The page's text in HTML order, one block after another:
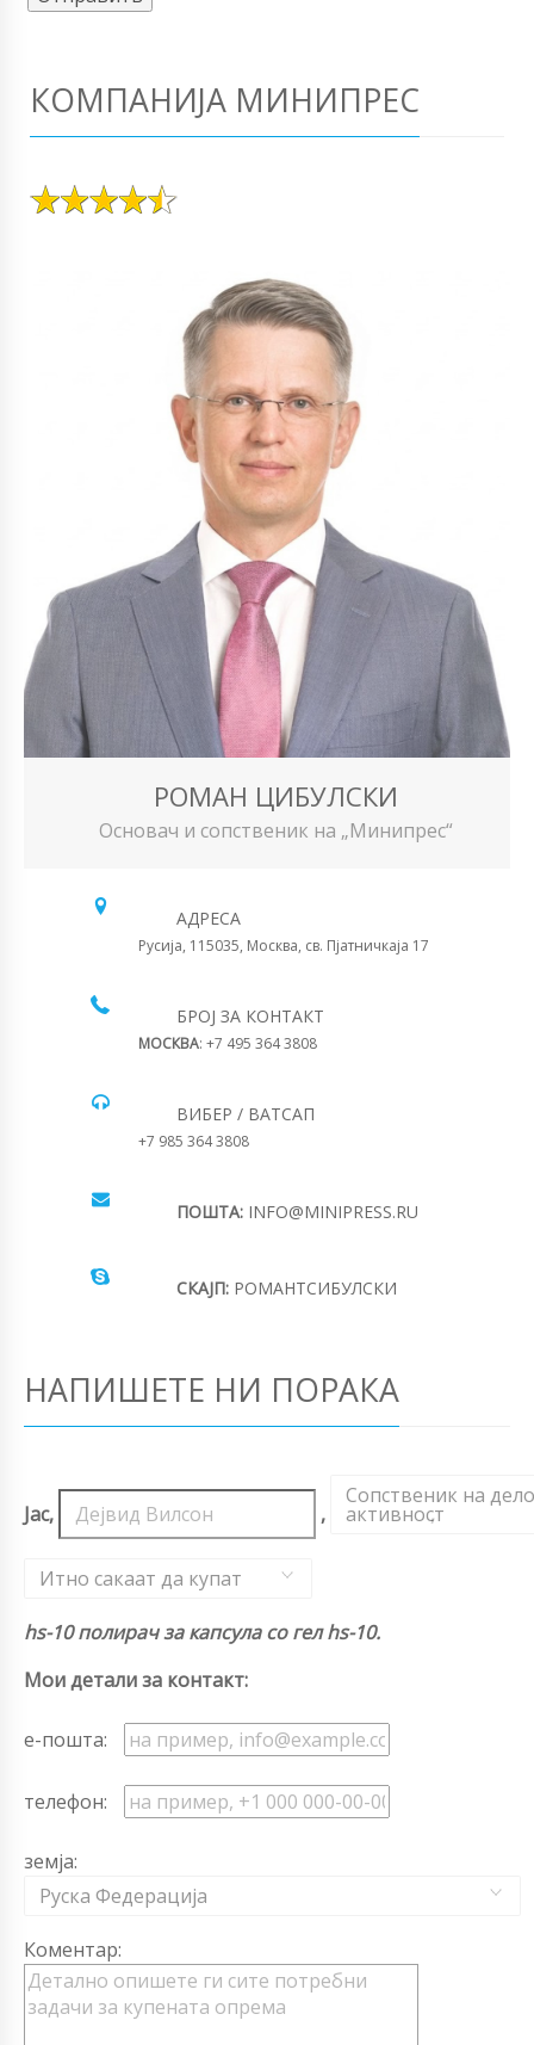
КОМПАНИЈА МИНИПРЕС
РОМАН ЦИБУЛСКИ
Основач и сопственик на „Минипрес“
АДРЕСА
Русија, 115035, Москва, св. Пјатничкаја 17
БРОЈ ЗА КОНТАКТ
МОСКВА: +7 495 364 3808
ВИБЕР / ВАТСАП
+7 985 364 3808
ПОШТА: INFO@MINIPRESS.RU
СКАЈП: РОМАНТСИБУЛСКИ
НАПИШЕТЕ НИ ПОРАКА
Јас, ,
Сопственик на
активност
,
Итно сакаат да купат
hs-10 полирач за капсула со гел hs-10.
Мои детали за контакт:
е-пошта:
телефон:
земја:
Руска Федерација
Коментар: